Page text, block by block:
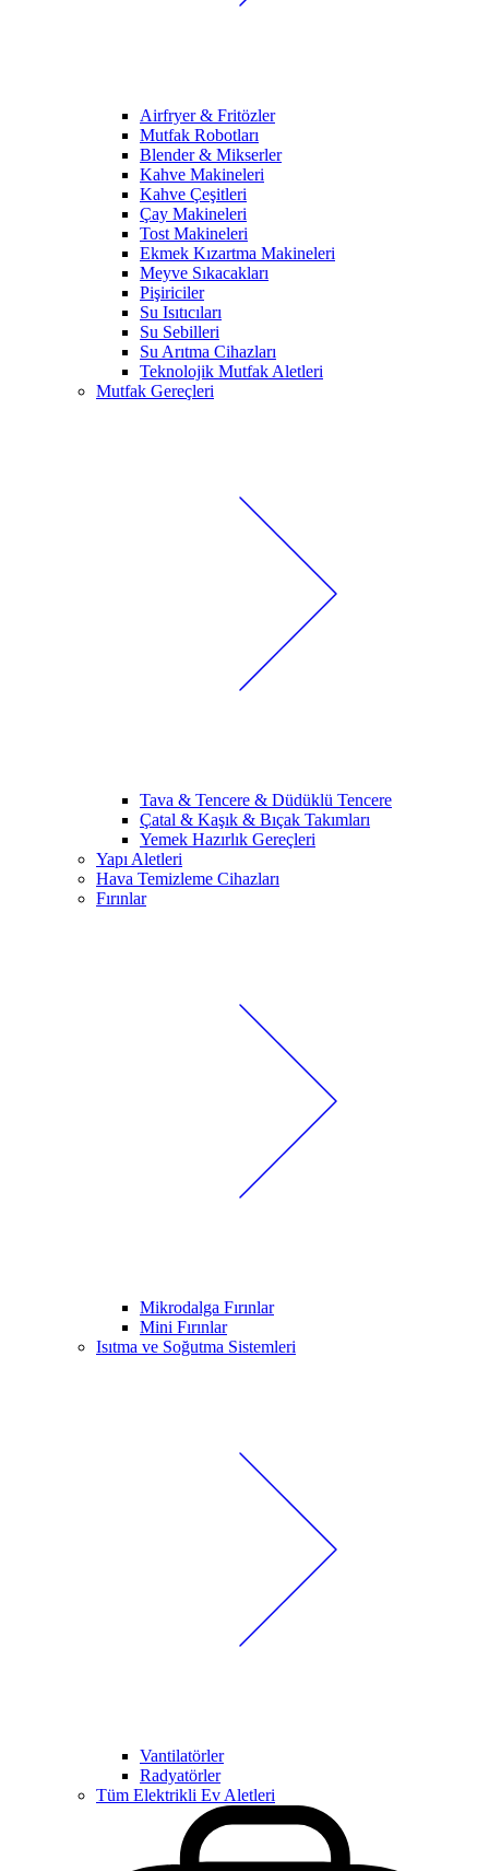
Airfryer & Fritözler
Mutfak Robotları
Blender & Mikserler
Kahve Makineleri
Kahve Çeşitleri
Çay Makineleri
Tost Makineleri
Ekmek Kızartma Makineleri
Meyve Sıkacakları
Pişiriciler
Su Isıtıcıları
Su Sebilleri
Su Arıtma Cihazları
Teknolojik Mutfak Aletleri
Mutfak Gereçleri
Tava & Tencere & Düdüklü Tencere
Çatal & Kaşık & Bıçak Takımları
Yemek Hazırlık Gereçleri
Yapı Aletleri
Hava Temizleme Cihazları
Fırınlar
Mikrodalga Fırınlar
Mini Fırınlar
Isıtma ve Soğutma Sistemleri
Vantilatörler
Radyatörler
Tüm Elektrikli Ev Aletleri